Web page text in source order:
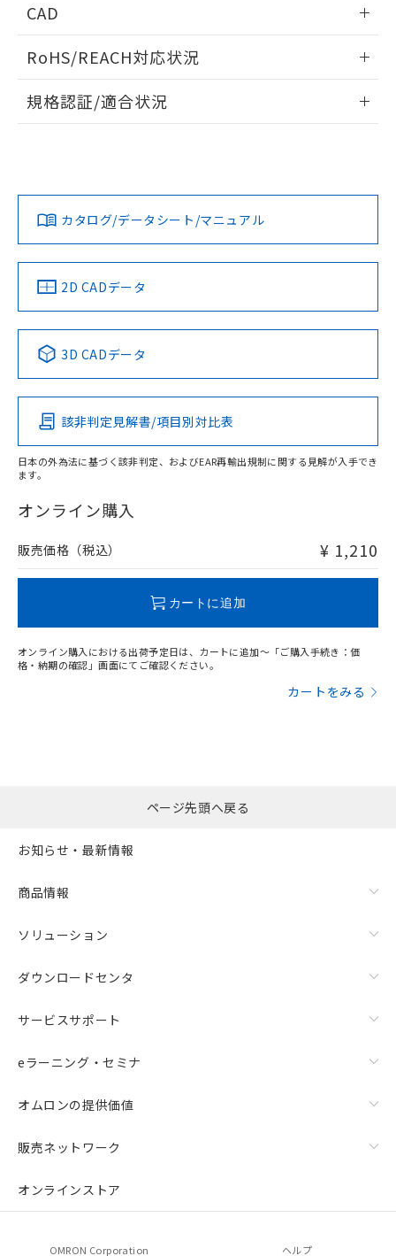
CAD
ドすることができます。
ログイン/会員登録
ダウンロードデータをご利用いただく前に、以下を必ずお読
みください。
ソフトウェアの使用条件
RoHS/REACH対応状況
EU RoHS 注意事項・凡例
対応済み
中国 RoHS 注意事項・凡例
Pb Hg Cd Cr(VI)
O
在庫等で未対応品が混在する可能性があります。
問い合わせください。
規格認証/適合状況
LR型式承認
（イギリス
船舶規格）
DNV型式承認
（ノルウェー
BV型式承認
（フランス
KR型式
（韓国
No No No No
この製品の規格認証/適合状況ページへ
その他の認証はこちらのページからご検索ください
カタログ/データシート/マニュアル
2D CADデータ
3D CADデータ
該非判定見解書/項目別対比表
日本の外為法に基づく該非判定、およびEAR再輸出規制に関する見解が入手でき
ます。
オンライン購入
販売価格（税込） ¥ 1,210
カートに追加
オンライン購入における出荷予定日は、カートに追加～「ご購入手続き：価
格・納期の確認」画面にてご確認ください。
カートをみる
ものではありません。
また、RoHS指令のフタル酸エステル類４
物質の対応では、対応完了までの期間は出
荷製品に未対応品が混在することから備考
欄に対応日を記載しておりました。
ページ先頭へ戻る
お知らせ・最新情報
商品情報
ソリューション
ダウンロードセンタ
サービスサポート
eラーニング・セミナ
オムロンの提供価値
販売ネットワーク
オンラインストア
OMRON Corporation ヘルプ